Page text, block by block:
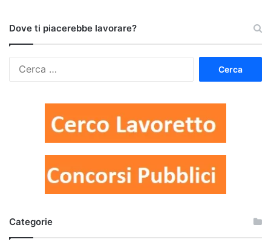
Dove ti piacerebbe lavorare?
Categorie